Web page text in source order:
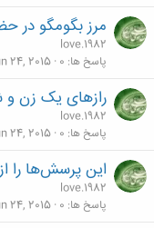
مرز بگومگو در
love.1982
پاسخ ها 0
24, 2015
رازهای یک زن
love.1982
پاسخ ها 0
24, 2015
این پرسش‌ها را
love.1982
پاسخ ها 0
24, 2015